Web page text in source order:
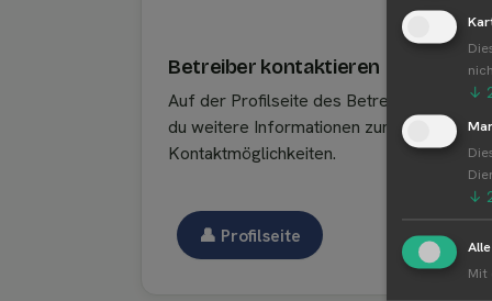
Betreiber kontaktieren
Auf der Profilseite des Betreibers findest
du weitere Informationen zum Betreiber
Kontaktmöglichkeiten.
👤︎ Profilseite
↓
↓
Mit